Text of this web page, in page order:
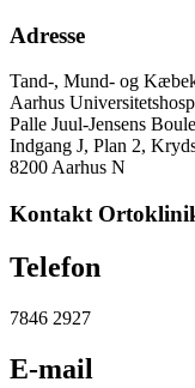
Adresse
Tand-, Mund- og
Aarhus
Palle Juul-Jensens
Indgang J, Plan 2,
8200 Aarhus N
Kontakt
Telefon
7846 2927
E-mail